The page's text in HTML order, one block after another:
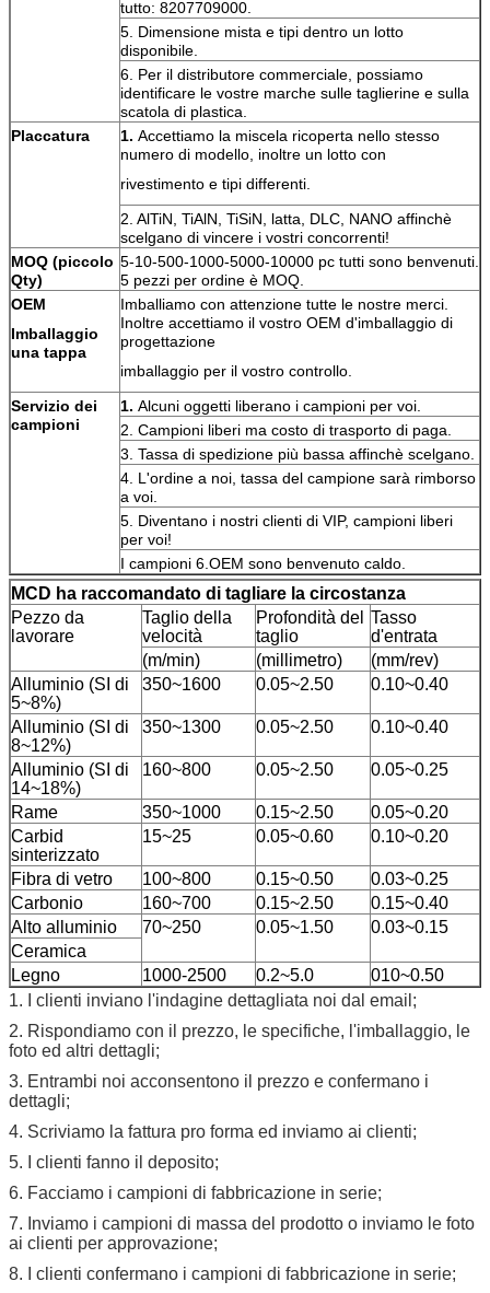
tutto: 8207709000.
5. Dimensione mista e tipi dentro un lotto
disponibile.
6. Per il distributore commerciale, possiamo
identificare le vostre marche sulle taglierine e sulla
scatola di plastica.
Placcatura
1. Accettiamo la miscela ricoperta nello stesso
numero di modello, inoltre un lotto con
rivestimento e tipi differenti.
2. AlTiN, TiAlN, TiSiN, latta, DLC, NANO affinchè
scelgano di vincere i vostri concorrenti!
MOQ (piccolo
Qty)
5-10-500-1000-5000-10000 pc tutti sono benvenuti.
5 pezzi per ordine è MOQ.
OEM
Imballaggio
una tappa
Imballiamo con attenzione tutte le nostre merci.
Inoltre accettiamo il vostro OEM d'imballaggio di
progettazione
imballaggio per il vostro controllo.
Servizio dei
campioni
1. Alcuni oggetti liberano i campioni per voi.
2. Campioni liberi ma costo di trasporto di paga.
3. Tassa di spedizione più bassa affinchè scelgano.
4. L'ordine a noi, tassa del campione sarà rimborso
a voi.
5. Diventano i nostri clienti di VIP, campioni liberi
per voi!
I campioni 6.OEM sono benvenuto caldo.
MCD ha raccomandato di tagliare la circostanza
Pezzo da
lavorare
Taglio della
velocità
Profondità del
taglio
Tasso
d'entrata
(m/min)
(millimetro)
(mm/rev)
Alluminio (SI di
5~8%)
350~1600 0.05~2.50 0.10~0.40
Alluminio (SI di
8~12%)
350~1300 0.05~2.50 0.10~0.40
Alluminio (SI di
14~18%)
160~800 0.05~2.50 0.05~0.25
Rame 350~1000 0.15~2.50
0.05~0.20
Carbid
sinterizzato
15~25 0.05~0.60 0.10~0.20
Fibra di vetro 100~800 0.15~0.50
0.03~0.25
Carbonio
160~700 0.15~2.50
0.15~0.40
Alto alluminio
70~250 0.05~1.50
0.03~0.15
Ceramica
Legno
1000-2500 0.2~5.0
010~0.50
1.
I clienti inviano l'indagine dettagliata noi dal email;
2. Rispondiamo con il prezzo, le specifiche, l'imballaggio, le
foto ed altri dettagli;
3. Entrambi noi acconsentono il prezzo e confermano i
dettagli;
4. Scriviamo la fattura pro forma ed inviamo ai clienti;
5. I clienti fanno il deposito;
6. Facciamo i campioni di fabbricazione in serie;
7. Inviamo i campioni di massa del prodotto o inviamo le foto
ai clienti per approvazione;
8. I clienti confermano i campioni di fabbricazione in serie;